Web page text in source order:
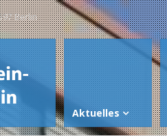
Berlin
Aktuelles